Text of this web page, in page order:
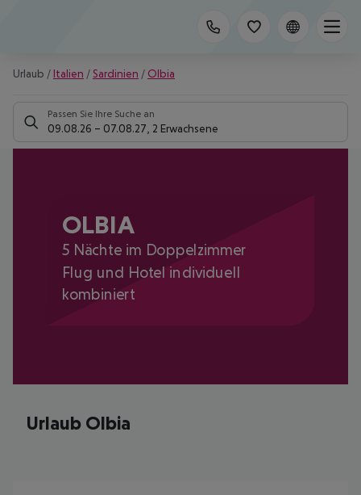
Urlaub / Italien / Sardinien / Olbia
Passen Sie Ihre Suche an
09.08.26 – 07.08.27 2 Erwachsene
OLBIA
5 Nächte im Doppelzimmer
Flug und Hotel individuell
kombiniert
Urlaub Olbia